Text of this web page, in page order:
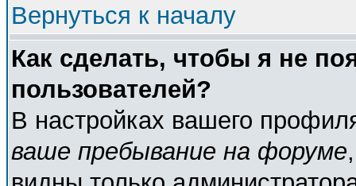
Вернуться к началу
Как сделать, чтобы я не
пользователей?
В настройках вашего
ваше пребывание на форуме